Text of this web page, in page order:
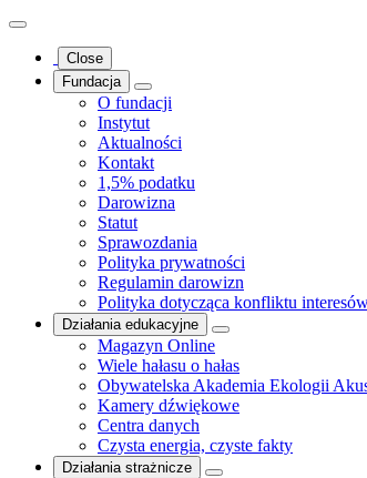
Close
Fundacja
O fundacji
Instytut
Aktualności
Kontakt
1,5% podatku
Darowizna
Statut
Sprawozdania
Polityka prywatności
Regulamin darowizn
Polityka dotycząca konfliktu
Działania edukacyjne
Magazyn Online
Wiele hałasu o hałas
Obywatelska Akademia Ekologii
Kamery dźwiękowe
Centra danych
Czysta energia, czyste fakty
Działania strażnicze